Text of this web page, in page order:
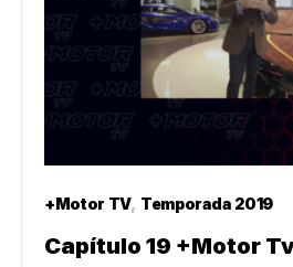
+Motor TV Temporada 2019
Capítulo 19 +Motor